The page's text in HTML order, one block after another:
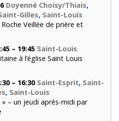
Doyenné Choisy/Thiais,
Gilles, Saint-Louis
Veillée de prière et
– 19:45 Saint-Louis
à l’église Saint Louis
– 16:30 Saint-Esprit, Saint-
, Saint-Louis
» – un jeudi après-midi par